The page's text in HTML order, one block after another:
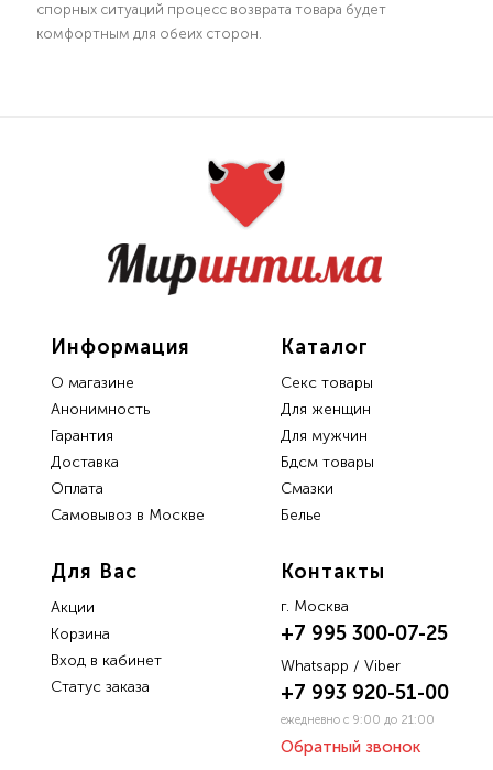
спорных ситуаций процесс возврата товара будет
комфортным для обеих сторон.
Каталог
Секс товары
Для женщин
Для мужчин
Бдсм товары
Смазки
Белье
Информация
О магазине
Анонимность
Гарантия
Доставка
Oплата
Самовывоз в Москве
Для Вас
Акции
Корзина
Вход в кабинет
Статус заказа
Контакты
г. Москва
+7 995 300-07-25
+7 993 920-51-00
Whatsapp / Viber
ежедневно с 9:00 до 21:00
Обратный звонок